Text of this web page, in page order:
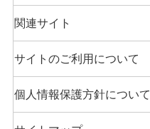
関連サイト
サイトのご利用について
個人情報保護方針について